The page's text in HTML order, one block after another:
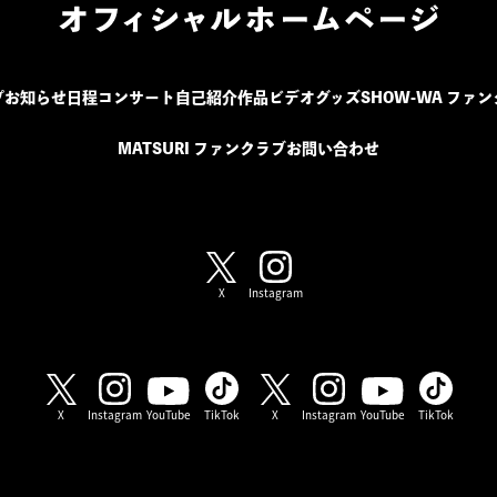
お知らせ 日程コンサート 自己紹介作品ビデオグッズSHOW-WA ファン
MATSURI ファンクラブ お問い合わせ
X Instagram
X Instagram YouTube TikTok X Instagram YouTube TikTok